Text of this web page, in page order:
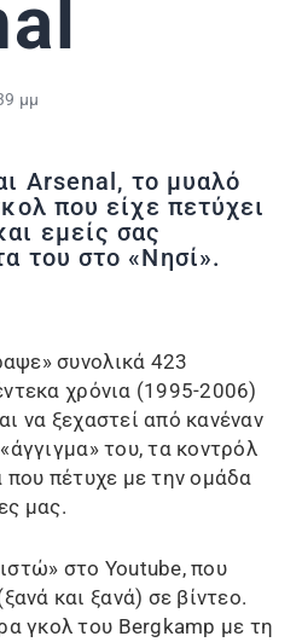
μμ
Arsenal, το μυαλό
που είχε πετύχει
εμείς σας
του στο «Νησί».
συνολικά 423
χρόνια (1995-2006)
να ξεχαστεί από κανέναν
του, τα κοντρόλ
που πέτυχε με την ομάδα
μας.
στο Youtube, που
και ξανά) σε βίντεο.
γκολ του Bergkamp με τη